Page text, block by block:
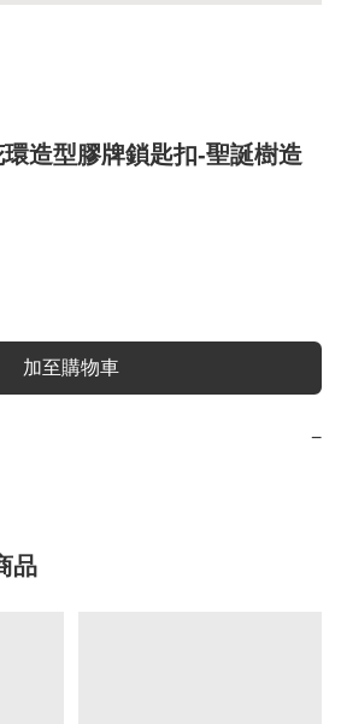
造型膠牌鎖匙扣-聖誕樹造
加至購物車
−
品